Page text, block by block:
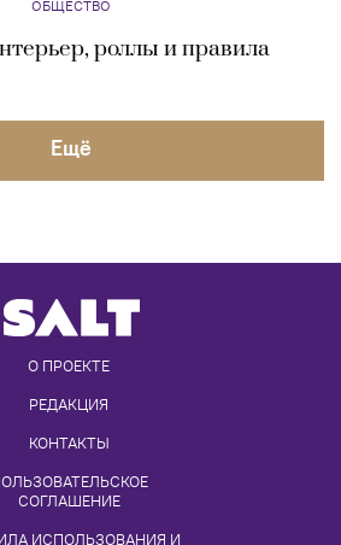
ОБЩЕСТВО
роллы и правила
Eщё
О ПРОЕКТЕ
РЕДАКЦИЯ
КОНТАКТЫ
СОГЛАШЕНИЕ
ИСПОЛЬЗОВАНИЯ И